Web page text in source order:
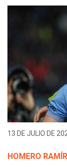
13 DE JULIO DE
HOMERO